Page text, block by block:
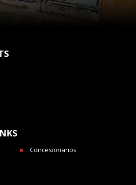
Concesionarios